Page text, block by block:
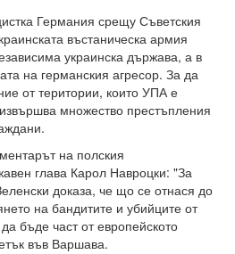
Германия срещу Съветския
въстаническа армия
украинска държава, а в
на германския агресор. За да
от територии, които УПА е
множество престъпления
на полския
глава Карол Навроцки: "За
доказа, че що се отнася до
на бандитите и убийците от
бъде част от европейското
във Варшава.